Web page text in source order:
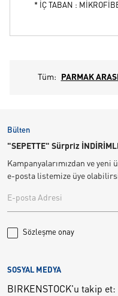
* İÇ TABAN :
Tüm: PARMAK ARASI
Bülten
"SEPETTE" Sürpriz
Kampanyalarımızdan ve
e-posta listemize üye
Sözleşme onay
SOSYAL MEDYA
BIRKENSTOCK'u takip et: